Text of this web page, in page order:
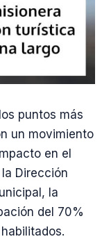
puntos más
un movimiento
en el
Dirección
la
del 70%